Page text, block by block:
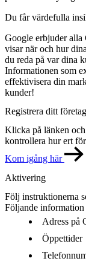
Du får värdefulla
Google erbjuder alla
visar när och hur
du reda på var dina
Informationen som
effektivisera din
kunder!
Registrera ditt
Klicka på länken
kontrollera hur ert
Kom igång här
Aktivering
Följ instruktionerna
Följande
Adress på
Öppettider